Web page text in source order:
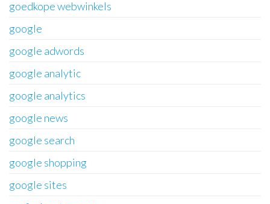
goedkope webwinkels
google
google adwords
google analytic
google analytics
google news
google search
google shopping
google sites